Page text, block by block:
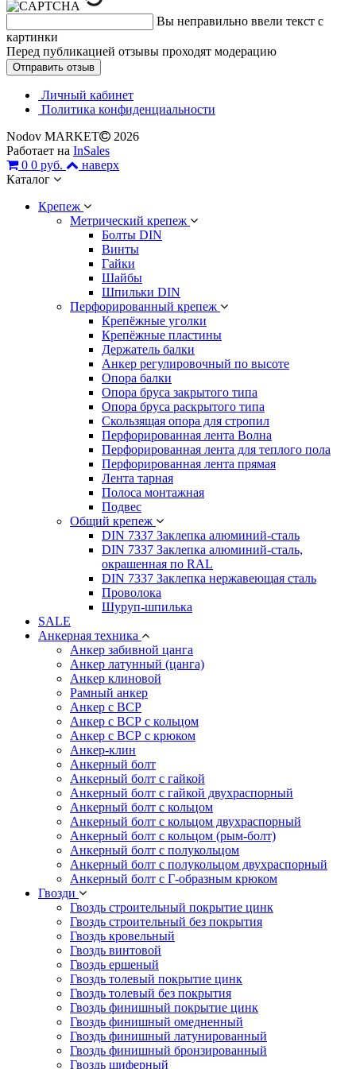
Вы неправильно ввели текст с
картинки
Перед публикацией отзывы проходят модерацию
Личный кабинет
Политика конфиденциальности
Nodov MARKET
2026
Работает на InSales
0 0 руб.
наверх
Каталог
Крепеж
Метрический крепеж
Болты DIN
Винты
Гайки
Шайбы
Шпильки DIN
Перфорированный крепеж
Крепёжные уголки
Крепёжные пластины
Держатель балки
Анкер регулировочный по высоте
Опора балки
Опора бруса закрытого типа
Опора бруса раскрытого типа
Скользящая опора для стропил
Перфорированная лента Волна
Перфорированная лента для теплого пола
Перфорированная лента прямая
Лента тарная
Полоса монтажная
Подвес
Общий крепеж
DIN 7337 Заклепка алюминий-сталь
DIN 7337 Заклепка алюминий-сталь,
окрашенная по RAL
DIN 7337 Заклепка нержавеющая сталь
Проволока
Шуруп-шпилька
SALE
Анкерная техника
Анкер забивной цанга
Анкер латунный (цанга)
Анкер клиновой
Рамный анкер
Анкер с ВСР
Анкер с ВСР с кольцом
Анкер с ВСР с крюком
Анкер-клин
Анкерный болт
Анкерный болт с гайкой
Анкерный болт с гайкой двухраспорный
Анкерный болт с кольцом
Анкерный болт с кольцом двухраспорный
Анкерный болт с кольцом (рым-болт)
Анкерный болт с полукольцом
Анкерный болт с полукольцом двухраспорный
Анкерный болт с Г-образным крюком
Гвозди
Гвоздь строительный покрытие цинк
Гвоздь строительный без покрытия
Гвоздь кровельный
Гвоздь винтовой
Гвоздь ершеный
Гвоздь толевый покрытие цинк
Гвоздь толевый без покрытия
Гвоздь финишный покрытие цинк
Гвоздь финишный омедненный
Гвоздь финишный латунированный
Гвоздь финишный бронзированный
Гвоздь шиферный